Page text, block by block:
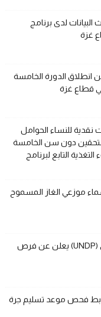
البيانات لدى برنامج
الشهم (3) تعلن انطلاق الدورة الخامسة
قطاع غزة
للنساء الحوامل
دون سن الخامسة
التابع لبرنامج
موزعي الغاز المسموح
برنامج الأمم المتحدة الإنمائي (UNDP) يعلن عن فرص
رابط فحص موعد تسليم جرة